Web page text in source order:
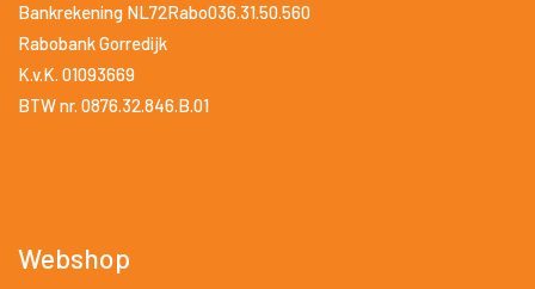
Bankrekening NL72Rabo036.31.50.560
Rabobank Gorredijk
K.v.K. 01093669
BTW nr. 0876.32.846.B.01
Webshop